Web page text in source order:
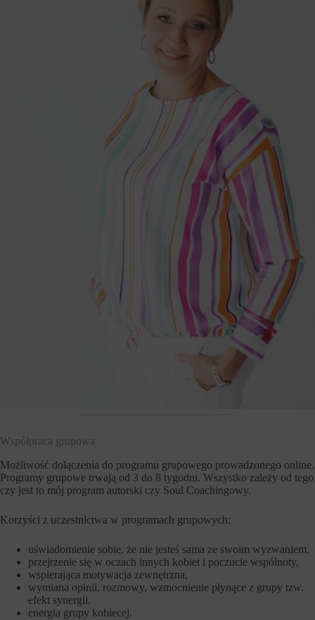
Współpraca grupowa
Możliwość dołączenia do programu grupowego prowadzonego online.
Programy grupowe trwają od 3 do 8 tygodni. Wszystko zależy od tego
czy jest to mój program autorski czy Soul Coachingowy.
Korzyści z uczestnictwa w programach grupowych:
uświadomienie sobie, że nie jesteś sama ze swoim wyzwaniem,
przejrzenie się w oczach innych kobiet i poczucie wspólnoty,
wspierająca motywacja zewnętrzna,
wymiana opinii, rozmowy, wzmocnienie płynące z grupy tzw.
efekt synergii,
energia grupy kobiecej.